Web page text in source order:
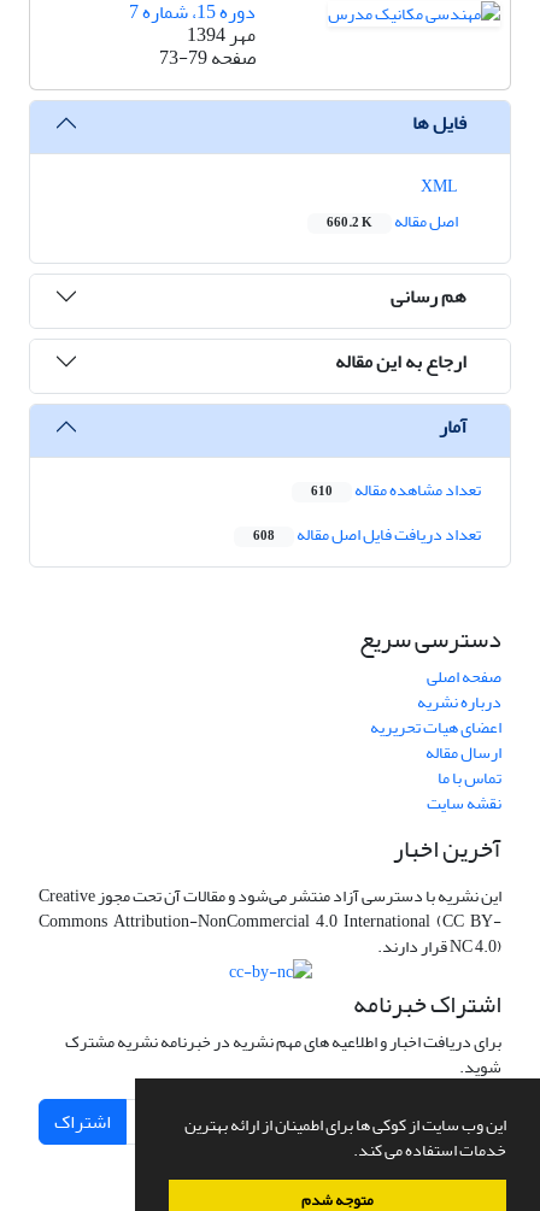
این وب سایت از کوکی ها برای اطمینان از ارائه بهترین
خدمات استفاده می کند.
متوجه شدم
دوره 15، شماره 7
مهر 1394
صفحه73-79
فایل ها
اصل مقاله
660.2 K
هم رسانی
ارجاع به این مقاله
آمار
تعداد مشاهده مقاله 610
تعداد دریافت فایل اصل مقاله 608
دسترسی سریع
صفحه اصلی
درباره نشریه
اعضای هیات تحریریه
ارسال مقاله
تماس با ما
نقشه سایت
آخرین اخبار
این نشریه با دسترسی آزاد منتشر می‌شود و مقالات آن تحت مجوز Creative
Commons Attribution-NonCommercial 4.0 International (CC BY-
NC 4.0) قرار دارند.
اشتراک خبرنامه
برای دریافت اخبار و اطلاعیه های مهم نشریه در خبرنامه نشریه مشترک
شوید.
اشتراک